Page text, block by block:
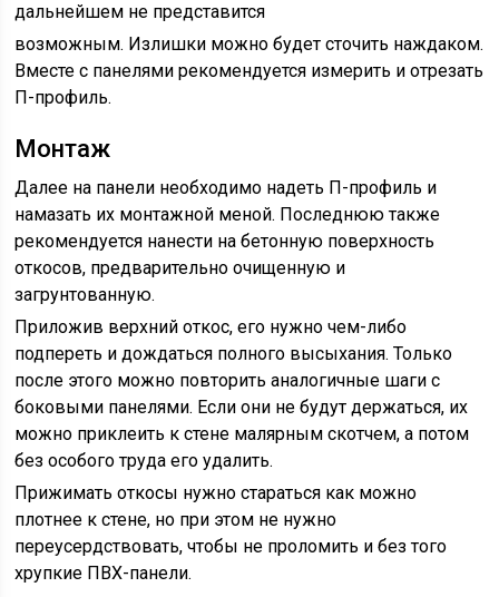
дальнейшем не представится
возможным. Излишки можно будет сточить наждаком.
Вместе с панелями рекомендуется измерить и отрезать
П-профиль.
Монтаж
Далее на панели необходимо надеть П-профиль и
намазать их монтажной меной. Последнюю также
рекомендуется нанести на бетонную поверхность
откосов, предварительно очищенную и
загрунтованную.
Приложив верхний откос, его нужно чем-либо
подпереть и дождаться полного высыхания. Только
после этого можно повторить аналогичные шаги с
боковыми панелями. Если они не будут держаться, их
можно приклеить к стене малярным скотчем, а потом
без особого труда его удалить.
Прижимать откосы нужно стараться как можно
плотнее к стене, но при этом не нужно
переусердствовать, чтобы не проломить и без того
хрупкие ПВХ-панели.